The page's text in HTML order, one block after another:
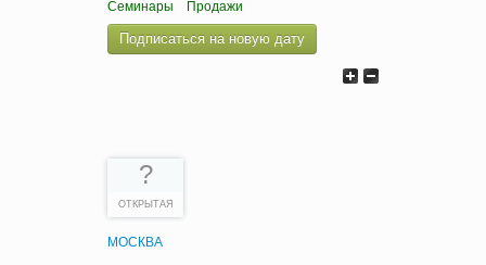
Семинары
Продажи
Подписаться на новую дату
?
ОТКРЫТАЯ
МОСКВА